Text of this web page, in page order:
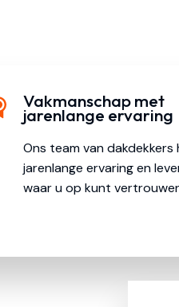
Vakmanschap met
jarenlange ervaring
Ons team van dakdekkers
jarenlange ervaring en
waar u op kunt